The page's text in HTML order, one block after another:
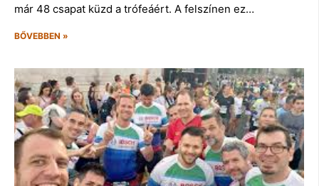
már 48 csapat küzd a trófeáért. A felszínen ez…
BŐVEBBEN »